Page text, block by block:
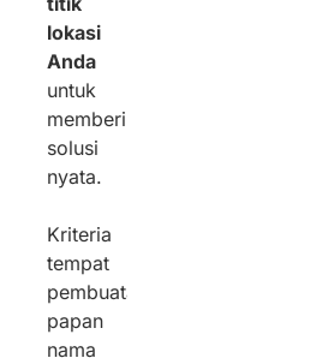
lokasi
Anda
untuk
memberikan
solusi
nyata.
Kriteria
tempat
pembuatan
papan
nama